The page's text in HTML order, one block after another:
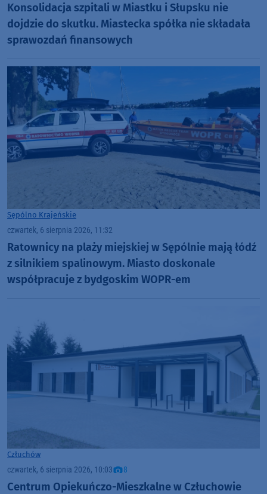
Konsolidacja szpitali w Miastku i Słupsku nie
dojdzie do skutku. Miastecka spółka nie składała
sprawozdań finansowych
Sępólno Krajeńskie
czwartek, 6 sierpnia 2026, 11:32
Ratownicy na plaży miejskiej w Sępólnie mają łódź
z silnikiem spalinowym. Miasto doskonale
współpracuje z bydgoskim WOPR-em
Człuchów
czwartek, 6 sierpnia 2026, 10:03 8
Centrum Opiekuńczo-Mieszkalne w Człuchowie